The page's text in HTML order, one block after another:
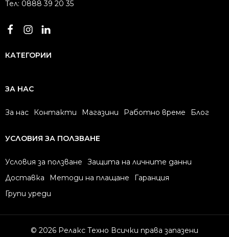
Тел: 0888 39 20 35
КАТЕГОРИИ
ЗА НАС
За нас Контакти Магазини Работно време Блог
УСЛОВИЯ ЗА ПОЛЗВАНЕ
Условия за ползване
Защита на личните данни
Доставка
Методи на плащане
Гаранция
Групи уреди
© 2026 Релакс Техно Всички права запазени